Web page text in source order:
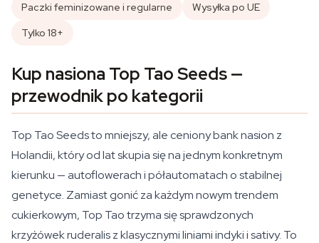
Paczki feminizowane i regularne
Wysyłka po UE
Tylko 18+
Kup nasiona Top Tao Seeds —
przewodnik po kategorii
Top Tao Seeds to mniejszy, ale ceniony bank nasion z
Holandii, który od lat skupia się na jednym konkretnym
kierunku — autoflowerach i półautomatach o stabilnej
genetyce. Zamiast gonić za każdym nowym trendem
cukierkowym, Top Tao trzyma się sprawdzonych
krzyżówek ruderalis z klasycznymi liniami indyki i sativy. To